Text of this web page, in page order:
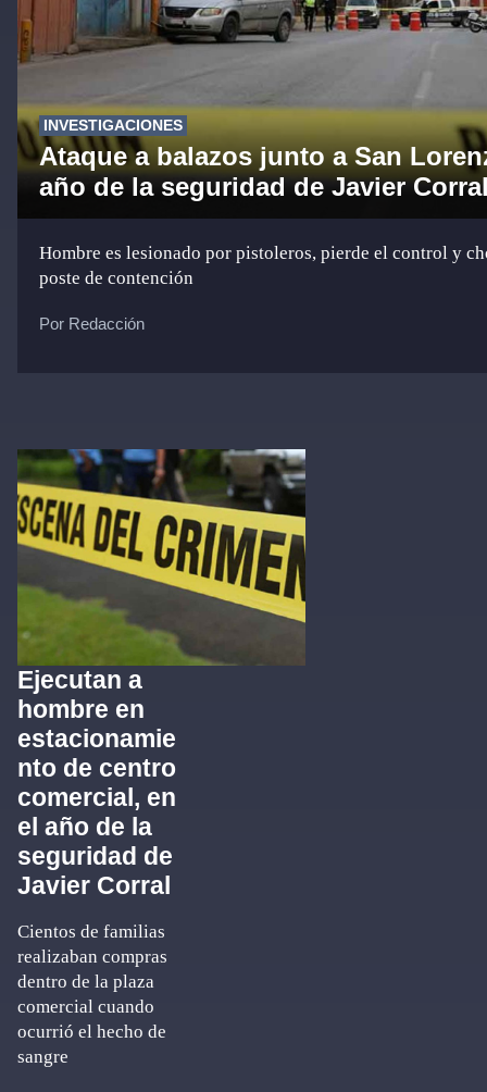
INVESTIGACIONES
Ataque a balazos junto a San
año de la seguridad de Javier
Hombre es lesionado por pistoleros, pierde el control y
poste de contención
Por Redacción
Ejecutan a
hombre en
estacionamie
nto de centro
comercial, en
el año de la
seguridad de
Javier Corral
Cientos de familias
realizaban compras
dentro de la plaza
comercial cuando
ocurrió el hecho de
sangre